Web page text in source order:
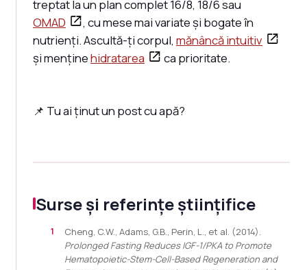
treptat la un plan complet 16/8, 18/6 sau
OMAD
, cu mese mai variate și bogate în
nutrienți. Ascultă-ți corpul,mănâncă intuitiv
și menținehidratarea ca prioritate.
📌 Tu ai ținut un post cu apă?
Surse și referințe științifice
Cheng, C.W., Adams, G.B., Perin, L., et al. (2014).
Prolonged Fasting Reduces IGF-1/PKA to Promote
Hematopoietic-Stem-Cell-Based Regeneration and